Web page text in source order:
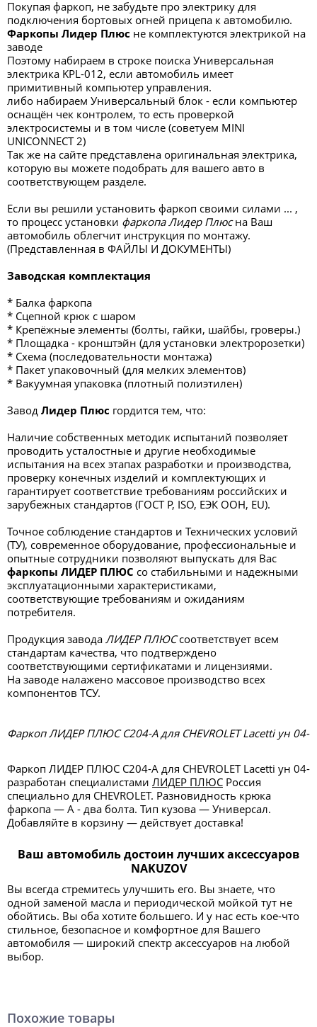
Покупая фаркоп, не забудьте про электрику для
подключения бортовых огней прицепа к автомобилю.
Фаркопы Лидер Плюс не комплектуются электрикой на
заводе
Поэтому набираем в строке поиска Универсальная
электрика KPL-012, если автомобиль имеет
примитивный компьютер управления.
либо набираем Универсальный блок - если компьютер
оснащён чек контролем, то есть проверкой
электросистемы и в том числе (советуем MINI
UNICONNECT 2)
Так же на сайте представлена оригинальная электрика,
которую вы можете подобрать для вашего авто в
соответствующем разделе.
Если вы решили установить фаркоп своими силами ... ,
то процесс установки фаркопа Лидер Плюсна Ваш
автомобиль облегчит инструкция по монтажу.
(Представленная в ФАЙЛЫ И ДОКУМЕНТЫ)
Заводская комплектация
* Балка фаркопа
* Сцепной крюк с шаром
* Крепёжные элементы (болты, гайки, шайбы, гроверы.)
* Площадка - кронштэйн (для установки электророзетки)
* Схема (последовательности монтажа)
* Пакет упаковочный (для мелких элементов)
* Вакуумная упаковка (плотный полиэтилен)
Завод Лидер Плюс гордится тем, что:
Наличие собственных методик испытаний позволяет
проводить усталостные и другие необходимые
испытания на всех этапах разработки и производства,
проверку конечных изделий и комплектующих и
гарантирует соответствие требованиям российских и
зарубежных стандартов (ГОСТ Р, ISO, ЕЭК ООН, EU).
Точное соблюдение стандартов и Технических условий
(ТУ), современное оборудование, профессиональные и
опытные сотрудники позволяют выпускать для Вас
фаркопы ЛИДЕР ПЛЮС со стабильными и надежными
эксплуатационными характеристиками,
соответствующие требованиям и ожиданиям
потребителя.
Продукция завода ЛИДЕР ПЛЮСсоответствует всем
стандартам качества, что подтверждено
соответствующими сертификатами и лицензиями.
На заводе налажено массовое производство всех
компонентов ТСУ.
Фаркоп ЛИДЕР ПЛЮС C204-A для CHEVROLET Lacetti ун 04-
Фаркоп ЛИДЕР ПЛЮС C204-A для CHEVROLET Lacetti ун 04-
разработан специалистами ЛИДЕР ПЛЮС Россия
специально для CHEVROLET. Разновидность крюка
фаркопа — А - два болта. Тип кузова — Универсал.
Добавляйте в корзину — действует доставка!
Ваш автомобиль достоин лучших аксессуаров
NAKUZOV
Вы всегда стремитесь улучшить его. Вы знаете, что
одной заменой масла и периодической мойкой тут не
обойтись. Вы оба хотите большего. И у нас есть кое-что
стильное, безопасное и комфортное для Вашего
автомобиля — широкий спектр аксессуаров на любой
выбор.
Похожие товары